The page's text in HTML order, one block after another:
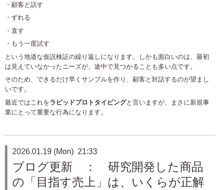
・顧客と話す
・ずれる
・直す
・もう一度試す
という地道な仮説検証の繰り返しになります。しかも面白いのは、最初
は見えていなかったニーズが、途中で見つかることも多い点です。
そのため、できるだけ早くサンプルを作り、顧客と対話するのが望まし
いです。
最近ではこれをラピッドプロトタイピングと言いますが、まさに新規事
業にとって重要な行為になります。
2026.01.19 (Mon) 21:33
ブログ更新 ： 研究開発した商品
の「目指す売上」は、いくらが正解